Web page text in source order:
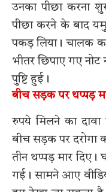
उनका पीछा करना
पीछा करने के बाद
पकड़ लिया। चालक
भीतर छिपाए गए
पुष्टि हुई।
बीच सड़क पर थप्पड़
रुपये मिलने का
बीच सड़क पर दरोगा
तीन थप्पड़ मार दिए।
गई। सामने आए